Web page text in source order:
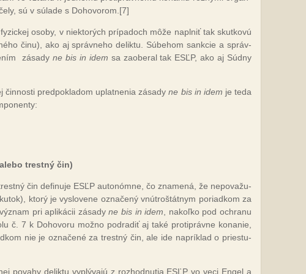
sú v sú­la­de s Do­ho­vo­rom. [7]
oso­by, v niek­to­rých prí­pa­doch mô­že napl­niť tak skut­ko­vú
či­nu), ako aj správ­ne­ho de­lik­tu. Sú­be­hom san­kcie a správ­
zá­sa­dyne bis in idem sa za­obe­ral tak ESĽP, ako aj Súd­ny
čin­nos­ti pred­pok­la­dom up­lat­ne­nia zá­sa­dyne bis in idem je te­da
trest­ný čin)
čin de­fi­nu­je ESĽP auto­nóm­ne, čo zna­me­ná, že ne­po­va­žu­
kto­rý je vy­slo­ve­ne ozna­če­ný vnút­roš­tát­nym po­riad­kom za
pri ap­li­ká­cii zá­sa­dyne bis in idem , na­koľ­ko pod ochra­nu
č. 7 k Do­ho­vo­ru mož­no pod­ra­diť aj ta­ké proti­práv­ne ko­na­nie,
nie je ozna­če­né za trest­ný čin, ale ide nap­rík­lad o pries­tu­
po­va­hy de­lik­tu vy­plý­va­jú z roz­hod­nu­tia ESĽP vo ve­ci En­gel a